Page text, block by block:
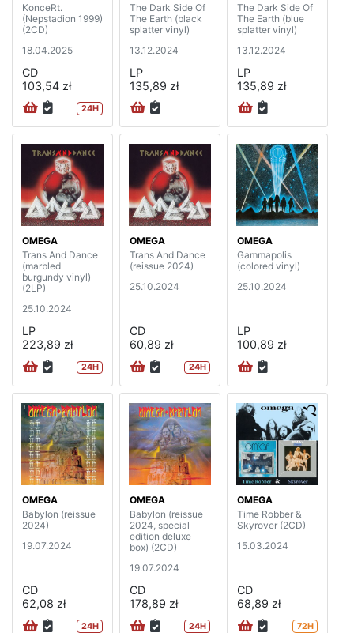
KonceRt.
(Nepstadion 1999)
(2CD)
18.04.2025
CD
103,54 zł
24H
The Dark Side Of
The Earth (black
splatter vinyl)
13.12.2024
LP
135,89 zł
The Dark Side Of
The Earth (blue
splatter vinyl)
13.12.2024
LP
135,89 zł
OMEGA
Trans And Dance
(marbled
burgundy vinyl)
(2LP)
25.10.2024
LP
223,89 zł
24H
OMEGA
Trans And Dance
(reissue 2024)
25.10.2024
CD
60,89 zł
24H
OMEGA
Gammapolis
(colored vinyl)
25.10.2024
LP
100,89 zł
OMEGA
Babylon (reissue
2024)
19.07.2024
CD
62,08 zł
24H
OMEGA
Babylon (reissue
2024, special
edition deluxe
box) (2CD)
19.07.2024
CD
178,89 zł
24H
OMEGA
Time Robber &
Skyrover (2CD)
15.03.2024
CD
68,89 zł
72H